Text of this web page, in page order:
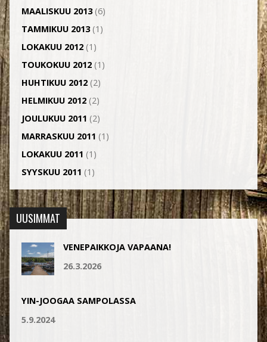
MAALISKUU 2013(6)
TAMMIKUU 2013(1)
LOKAKUU 2012(1)
TOUKOKUU 2012(1)
HUHTIKUU 2012(2)
HELMIKUU 2012(2)
JOULUKUU 2011 (2)
MARRASKUU 2011 (1)
LOKAKUU 2011 (1)
SYYSKUU 2011 (1)
UUSIMMAT
VENEPAIKKOJA VAPAANA!
26.3.2026
YIN-JOOGAA SAMPOLASSA
5.9.2024